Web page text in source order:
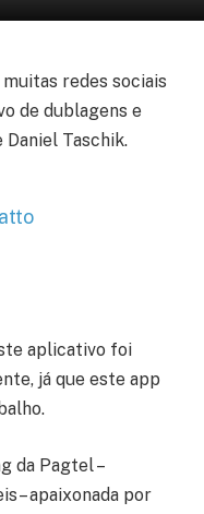
redes sociais
de dublagens e
Daniel Taschik.
aplicativo foi
já que este app
da Pagtel –
apaixonada por